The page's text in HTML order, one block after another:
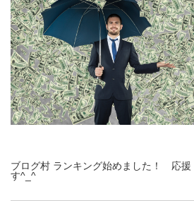
ブログ村 ランキング始めました！ 応援
す^_^